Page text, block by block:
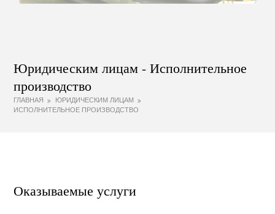
Юридическим лицам - Исполнительное
производство
ГЛАВНАЯ
ЮРИДИЧЕСКИМ ЛИЦАМ
ИСПОЛНИТЕЛЬНОЕ ПРОИЗВОДСТВО
Оказываемые услуги